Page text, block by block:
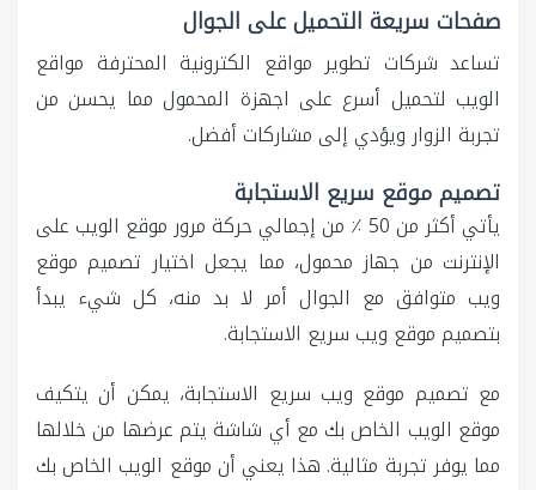
صفحات سريعة التحميل على الجوال
تساعد شركات تطوير مواقع الكترونية المحترفة مواقع
الويب لتحميل أسرع على اجهزة المحمول مما يحسن من
تجربة الزوار ويؤدي إلى مشاركات أفضل.
تصميم موقع سريع الاستجابة
يأتي أكثر من 50 ٪ من إجمالي حركة مرور موقع الويب على
الإنترنت من جهاز محمول، مما يجعل اختيار تصميم موقع
ويب متوافق مع الجوال أمر لا بد منه، كل شيء يبدأ
بتصميم موقع ويب سريع الاستجابة.
مع تصميم موقع ويب سريع الاستجابة، يمكن أن يتكيف
موقع الويب الخاص بك مع أي شاشة يتم عرضها من خلالها
مما يوفر تجربة مثالية. هذا يعني أن موقع الويب الخاص بك